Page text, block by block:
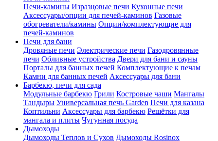
Печи-камины Изразцовые печи Кухонные печи
Аксессуары/опции для печей-каминов Газовые
обогреватели/камины Опции/комплектующие для
печей-каминов
Печи для бани
Дровяные печи Электрические печи Газодровянные
печи Обливные устройства Двери для бани и сауны
Порталы для банных печей Комплектующие к печам
Камни для банных печей Аксессуары для бани
Барбекю, печи для сада
Модульные барбекю Грили Костровые чаши Мангалы
Тандыры Универсальная печь Garden Печи для казана
Коптильни Аксессуары для барбекю Решётки для
мангала и плиты Чугунная посуда
Дымоходы
Дымоходы Теплов и Сухов Дымоходы Rosinox